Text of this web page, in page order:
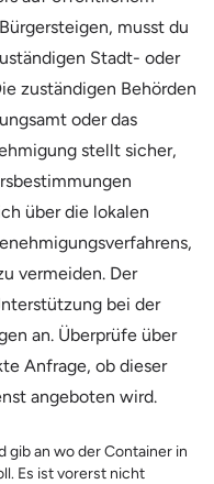
musst du
Stadt- oder
zuständigen Behörden
oder das
stellt sicher,
über die lokalen
vermeiden. Der
bei der
an. Überprüfe über
Anfrage, ob dieser
angeboten wird.
gib an wo der Container in
Es ist vorerst nicht